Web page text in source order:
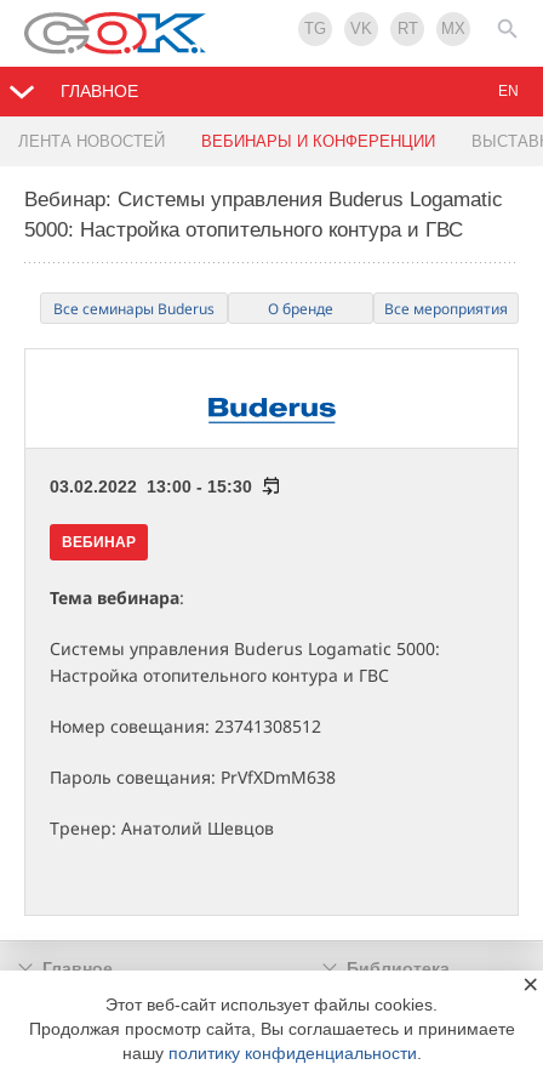
TG VK RT MX
ГЛАВНОЕ
ЛЕНТА НОВОСТЕЙ ВЕБИНАРЫ И КОНФЕРЕНЦИИ
EN
Вебинар: Системы управления Buderus Logamatic
5000: Настройка отопительного контура и ГВС
Все семинары Buderus О бренде Все мероприятия
03.02.2022 13:00 - 15:30
ВЕБИНАР
Тема вебинара:
Системы управления Buderus Logamatic 5000:
Настройка отопительного контура и ГВС
Номер совещания: 23741308512
Пароль совещания: PrVfXDmM638
Тренер: Анатолий Шевцов
Главное
Библиотека
Подписка
Реклама
Информация
Этот веб-сайт использует файлы cookies.
Продолжая просмотр сайта, Вы соглашаетесь и принимаете
нашу политику конфиденциальности
×